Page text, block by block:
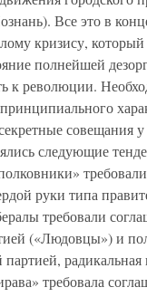
Все это в
кризису,
полнейшей
к революции.
совещания
следующие
руки типа
требовали
(«Людовцы») и
партией, радикальная
требовала